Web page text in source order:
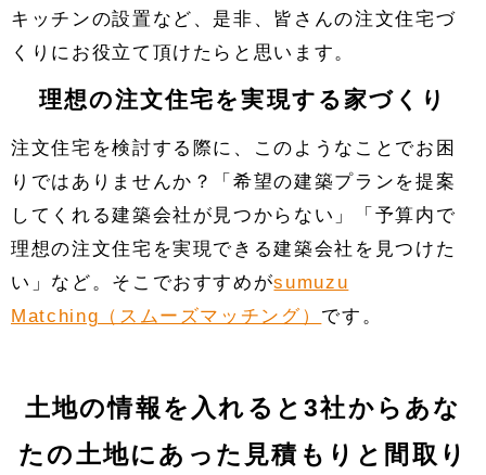
キッチンの設置など、是非、皆さんの注文住宅づ
くりにお役立て頂けたらと思います。
理想の注文住宅を実現する家づくり
注文住宅を検討する際に、このようなことでお困
りではありませんか？「希望の建築プランを提案
してくれる建築会社が見つからない」「予算内で
理想の注文住宅を実現できる建築会社を見つけた
い」など。そこでおすすめがsumuzu
Matching（スムーズマッチング） です。
土地の情報を入れると3社からあな
たの土地にあった見積もりと間取り